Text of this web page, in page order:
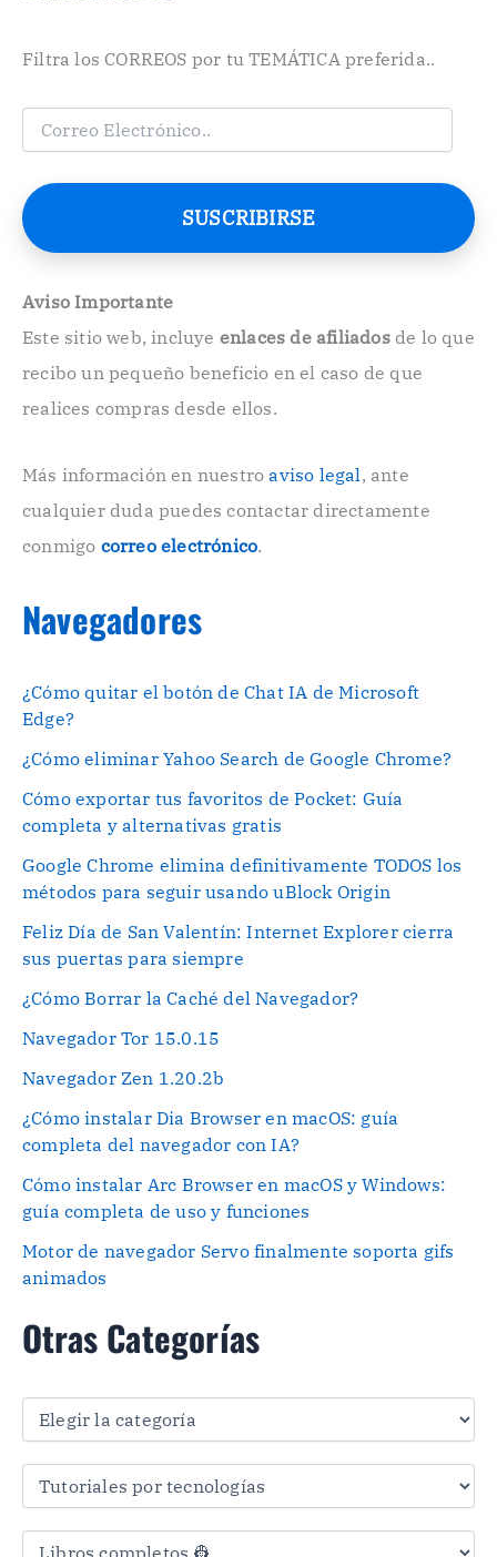
Filtra los CORREOS por tu TEMÁTICA preferida..
e
o
e
t
ó
n
o
.
SUSCRIBIRSE
Aviso Importante
Este sitio web, incluye enlaces de afiliadosde lo que
recibo un pequeño beneficio en el caso de que
realices compras desde ellos.
Más información en nuestroaviso legal, ante
cualquier duda puedes contactar directamente
conmigo correo electrónico.
Navegadores
¿Cómo quitar el botón de Chat IA de Microsoft
Edge?
¿Cómo eliminar Yahoo Search de Google Chrome?
Cómo exportar tus favoritos de Pocket: Guía
completa y alternativas gratis
Google Chrome elimina definitivamente TODOS los
métodos para seguir usando uBlock Origin
Feliz Día de San Valentín: Internet Explorer cierra
sus puertas para siempre
¿Cómo Borrar la Caché del Navegador?
Navegador Tor 15.0.15
Navegador Zen 1.20.2b
¿Cómo instalar Dia Browser en macOS: guía
completa del navegador con IA?
Cómo instalar Arc Browser en macOS y Windows:
guía completa de uso y funciones
Motor de navegador Servo finalmente soporta gifs
animados
Otras Categorías
O
a
a